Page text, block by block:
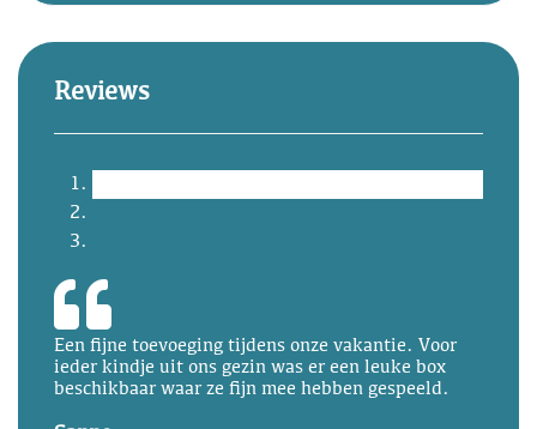
Reviews
Een fijne toevoeging tijdens onze vakantie. Voor
ieder kindje uit ons gezin was er een leuke box
beschikbaar waar ze fijn mee hebben gespeeld.